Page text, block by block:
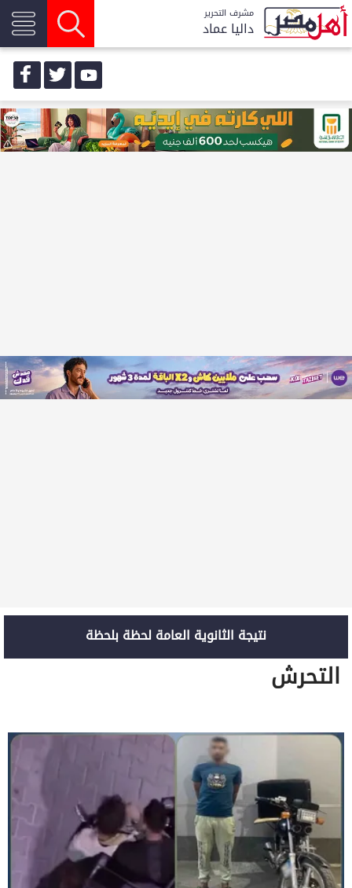
مشرف التحرير
داليا عماد
نتيجة الثانوية العامة لحظة بلحظة
التحرش